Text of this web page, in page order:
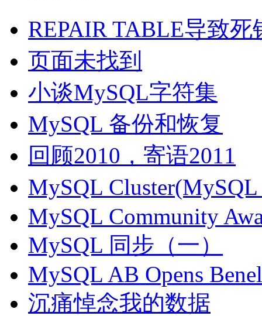
REPAIR TABLE导致死
页面未找到
小谈MySQL字符集
MySQL 备份和恢复
回顾2010，寄语2011
MySQL
MySQL Community
MySQL 同步（一）
MySQL AB Opens
沉痛悼念我的数据